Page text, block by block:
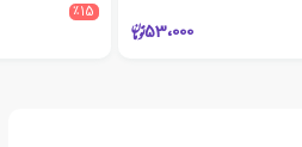
53،000
٪15